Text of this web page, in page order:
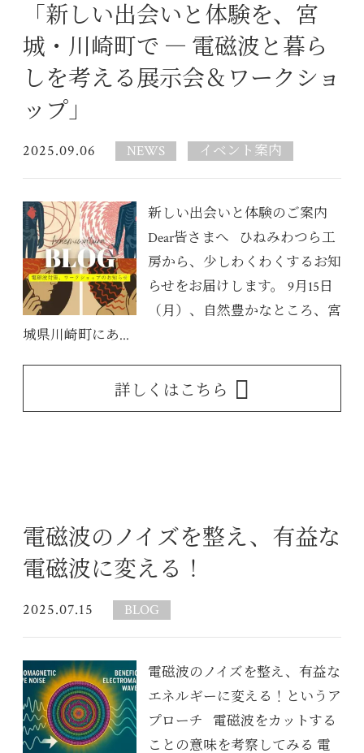
「新しい出会いと体験を、宮
城・川崎町で ― 電磁波と暮ら
しを考える展示会＆ワークショ
ップ」
2025.09.06 NEWS イベント案内
新しい出会いと体験のご案内
Dear皆さまへ ひねみわつら工
房から、少しわくわくするお知
らせをお届けします。 9月15日
（月）、自然豊かなところ、宮
城県川崎町にあ...
詳しくはこちら
電磁波のノイズを整え、有益な
電磁波に変える！
2025.07.15 BLOG
電磁波のノイズを整え、有益な
エネルギーに変える！というア
プローチ 電磁波をカットする
ことの意味を考察してみる 電